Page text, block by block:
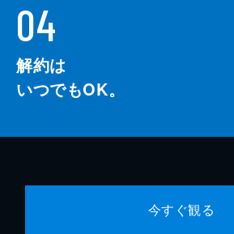
04
解約は
いつでもOK。
今すぐ観る